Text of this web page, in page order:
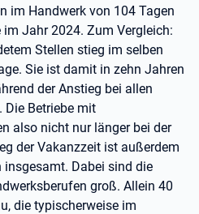
im Handwerk von 104 Tagen
Jahr 2024. Zum Vergleich:
Stellen stieg im selben
Sie ist damit in zehn Jahren
der Anstieg bei allen
Die Betriebe mit
also nicht nur länger bei der
der Vakanzzeit ist außerdem
Dabei sind die
groß. Allein 40
die typischerweise im